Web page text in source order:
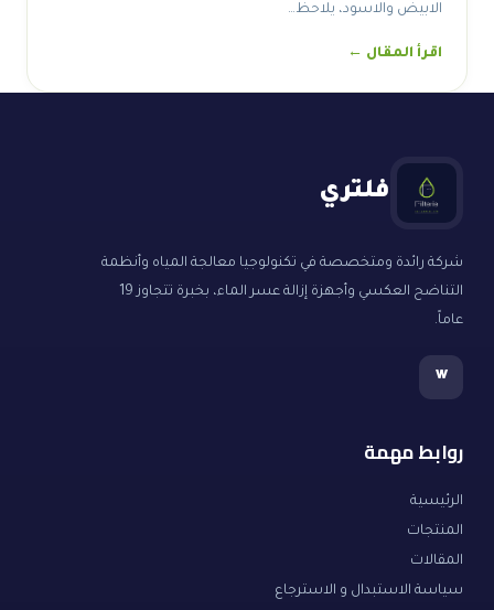
الابيض والاسود، يلاحظ…
اقرأ المقال ←
فلتري
شركة رائدة ومتخصصة في تكنولوجيا معالجة المياه وأنظمة
التناضح العكسي وأجهزة إزالة عسر الماء، بخبرة تتجاوز 19
عاماً.
w
روابط مهمة
الرئيسية
المنتجات
المقالات
سياسة الاستبدال و الاسترجاع